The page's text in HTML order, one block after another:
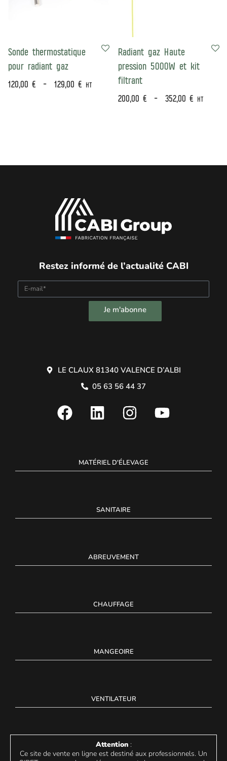
Sonde thermostatique
pour radiant gaz
120,00€ – 129,00€ HT
Radiant gaz Haute
pression 5000W et kit
filtrant
200,00€ – 352,00€ HT
Restez informé de l’actualité CABI
Je m'abonne
LE CLAUX 81340 VALENCE D’ALBI
05 63 56 44 37
MATÉRIEL D'ÉLEVAGE
SANITAIRE
ABREUVEMENT
CHAUFFAGE
MANGEOIRE
VENTILATEUR
Attention:
Ce site de vente en ligne est destiné aux professionnels. Un